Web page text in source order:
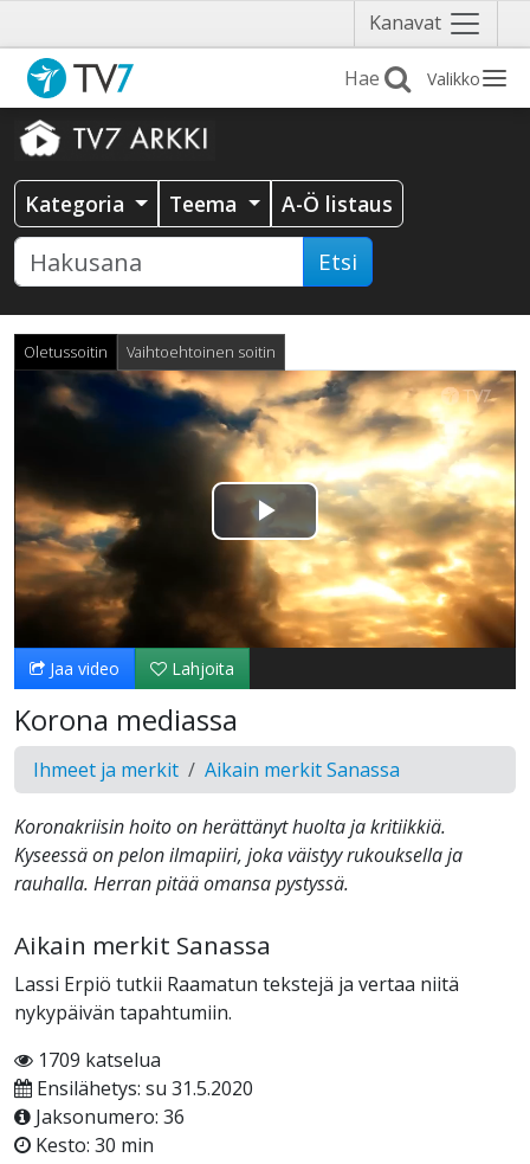
Kanavat Näytä
valikko
Valikko
Kategoria Teema A-Ö listaus
Etsi
Oletussoitin Vaihtoehtoinen soitin
Toista
Video
Jaa video Lahjoita
Korona mediassa
Ihmeet ja merkit Aikain merkit Sanassa
Koronakriisin hoito on herättänyt huolta ja kritiikkiä.
Kyseessä on pelon ilmapiiri, joka väistyy rukouksella ja
rauhalla. Herran pitää omansa pystyssä.
Aikain merkit Sanassa
Lassi Erpiö tutkii Raamatun tekstejä ja vertaa niitä
nykypäivän tapahtumiin.
1709 katselua
Ensilähetys: su 31.5.2020
Jaksonumero: 36
Kesto: 30 min